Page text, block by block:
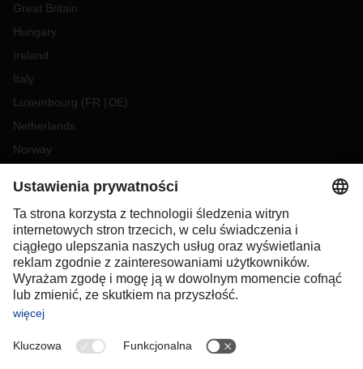
Great Britain
Hungary
Ireland
Italy
Luxembourg (FR DE)
Netherlands
Norway
Romania
Slovakia
Spain
Sweden
Switzerland